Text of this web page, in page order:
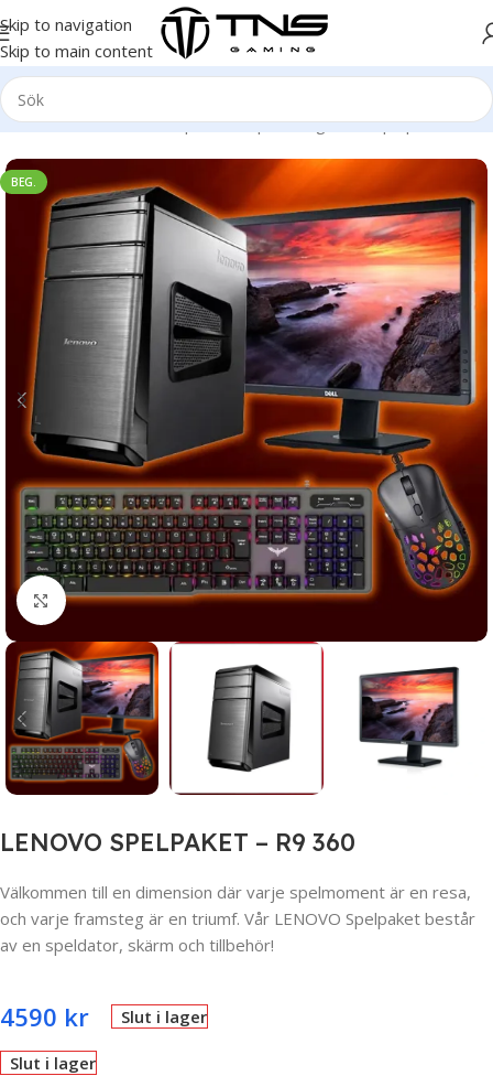
Skip to navigation
Skip to main content
Hem/Stationär dator/Speldator | Gamingdator/Spelpaket
BEG.
Click to enlarge
LENOVO SPELPAKET – R9 360
Välkommen till en dimension där varje spelmoment är en resa,
och varje framsteg är en triumf. Vår LENOVO Spelpaket består
av en speldator, skärm och tillbehör!
4590 kr Slut i lager
Slut i lager